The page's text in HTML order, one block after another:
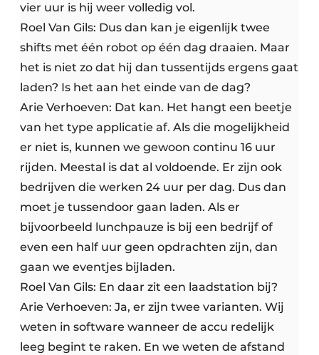
vier uur is hij weer volledig vol.
Roel Van Gils: Dus dan kan je eigenlijk twee
shifts met één robot op één dag draaien. Maar
het is niet zo dat hij dan tussentijds ergens gaat
laden? Is het aan het einde van de dag?
Arie Verhoeven: Dat kan. Het hangt een beetje
van het type applicatie af. Als die mogelijkheid
er niet is, kunnen we gewoon continu 16 uur
rijden. Meestal is dat al voldoende. Er zijn ook
bedrijven die werken 24 uur per dag. Dus dan
moet je tussendoor gaan laden. Als er
bijvoorbeeld lunchpauze is bij een bedrijf of
even een half uur geen opdrachten zijn, dan
gaan we eventjes bijladen.
Roel Van Gils: En daar zit een laadstation bij?
Arie Verhoeven: Ja, er zijn twee varianten. Wij
weten in software wanneer de accu redelijk
leeg begint te raken. En we weten de afstand